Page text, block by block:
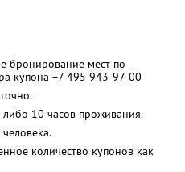
бронирование мест по
купона +7 495 943-97-00
10 часов проживания.
количество купонов как